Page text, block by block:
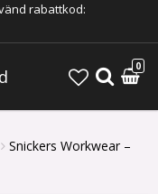
rabattkod:
0
Snickers Workwear –